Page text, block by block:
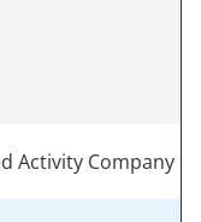
Activity Company